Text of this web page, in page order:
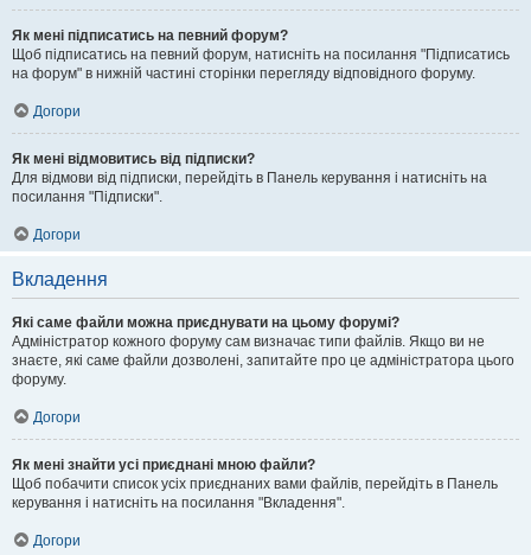
Як мені підписатись на певний форум?
Щоб підписатись на певний форум, натисніть на посилання "Підписатись
на форум" в нижній частині сторінки перегляду відповідного форуму.
Догори
Як мені відмовитись від підписки?
Для відмови від підписки, перейдіть в Панель керування і натисніть на
посилання "Підписки".
Догори
Вкладення
Які саме файли можна приєднувати на цьому форумі?
Адміністратор кожного форуму сам визначає типи файлів. Якщо ви не
знаєте, які саме файли дозволені, запитайте про це адміністратора цього
форуму.
Догори
Як мені знайти усі приєднані мною файли?
Щоб побачити список усіх приєднаних вами файлів, перейдіть в Панель
керування і натисніть на посилання "Вкладення".
Догори